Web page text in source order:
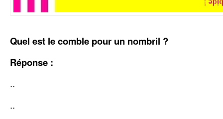
Quel est le comble pour un nombril ?
Réponse :
..
..